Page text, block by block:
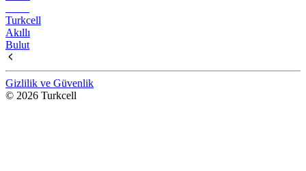
Turkcell
Akıllı
Bulut
Gizlilik ve Güvenlik
© 2026 Turkcell